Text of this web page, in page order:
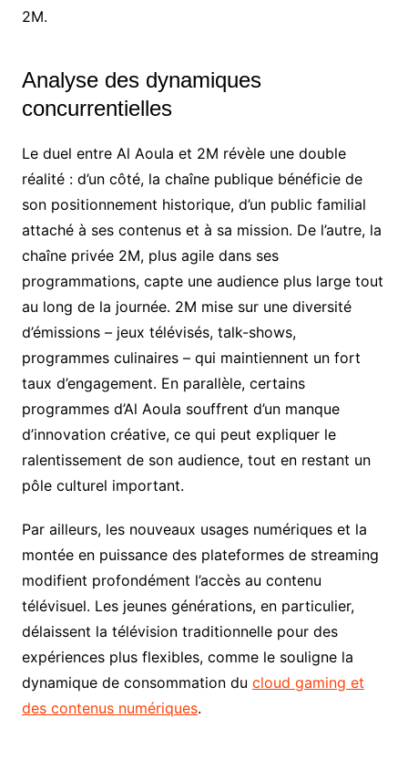
2M.
Analyse des dynamiques
concurrentielles
Le duel entre Al Aoula et 2M révèle une double
réalité : d’un côté, la chaîne publique bénéficie de
son positionnement historique, d’un public familial
attaché à ses contenus et à sa mission. De l’autre, la
chaîne privée 2M, plus agile dans ses
programmations, capte une audience plus large tout
au long de la journée. 2M mise sur une diversité
d’émissions – jeux télévisés, talk-shows,
programmes culinaires – qui maintiennent un fort
taux d’engagement. En parallèle, certains
programmes d’Al Aoula souffrent d’un manque
d’innovation créative, ce qui peut expliquer le
ralentissement de son audience, tout en restant un
pôle culturel important.
Par ailleurs, les nouveaux usages numériques et la
montée en puissance des plateformes de streaming
modifient profondément l’accès au contenu
télévisuel. Les jeunes générations, en particulier,
délaissent la télévision traditionnelle pour des
expériences plus flexibles, comme le souligne la
dynamique de consommation du cloud gaming et
des contenus numériques.